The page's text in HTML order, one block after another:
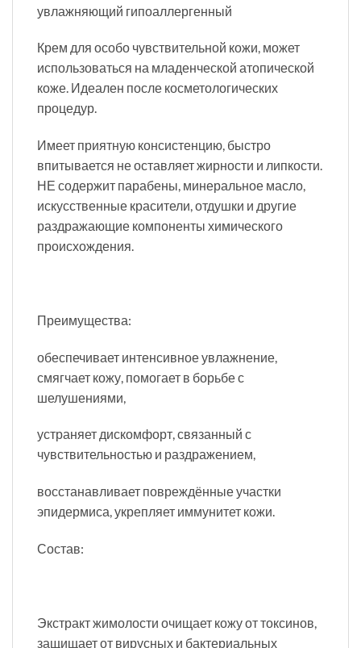
увлажняющий гипоаллергенный
Крем для особо чувствительной кожи, может
использоваться на младенческой атопической
коже. Идеален после косметологических
процедур.
Имеет приятную консистенцию, быстро
впитывается не оставляет жирности и липкости.
НЕ содержит парабены, минеральное масло,
искусственные красители, отдушки и другие
раздражающие компоненты химического
происхождения.
Преимущества:
обеспечивает интенсивное увлажнение,
смягчает кожу, помогает в борьбе с
шелушениями,
устраняет дискомфорт, связанный с
чувствительностью и раздражением,
восстанавливает повреждённые участки
эпидермиса, укрепляет иммунитет кожи.
Состав:
Экстракт жимолости очищает кожу от токсинов,
защищает от вирусных и бактериальных